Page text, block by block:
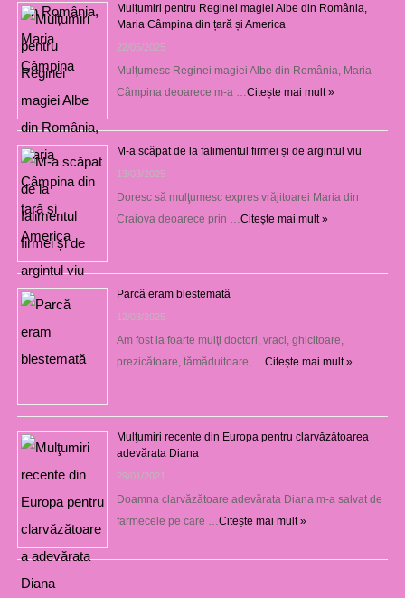
Mulțumiri pentru Reginei magiei Albe din România,
Maria Câmpina din țară și America
22/05/2025
Mulţumesc Reginei magiei Albe din România, Maria
Câmpina deoarece m-a … Citește mai mult »
M-a scăpat de la falimentul firmei și de argintul viu
13/03/2025
Doresc să mulţumesc expres vrăjitoarei Maria din
Craiova deoarece prin … Citește mai mult »
Parcă eram blestemată
12/03/2025
Am fost la foarte mulţi doctori, vraci, ghicitoare,
prezicătoare, tămăduitoare, … Citește mai mult »
Mulţumiri recente din Europa pentru clarvăzătoarea
adevărata Diana
29/01/2021
Doamna clarvăzătoare adevărata Diana m-a salvat de
farmecele pe care … Citește mai mult »